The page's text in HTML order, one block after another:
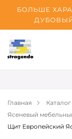
БОЛЬШЕ
ДУБОВЫЙ
Таллинн
Оплата
О нас
Главная Каталог
Ясеневый
Щит Европейский